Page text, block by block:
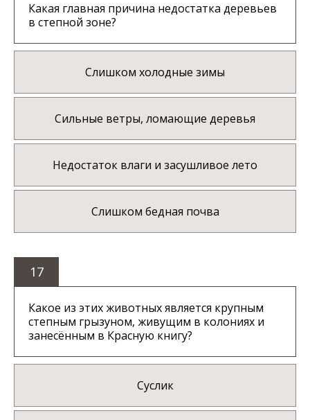
Какая главная причина недостатка деревьев
в степной зоне?
Слишком холодные зимы
Сильные ветры, ломающие деревья
Недостаток влаги и засушливое лето
Слишком бедная почва
17
Какое из этих животных является крупным
степным грызуном, живущим в колониях и
занесённым в Красную книгу?
Суслик